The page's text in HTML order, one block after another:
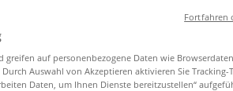
greifen auf personenbezogene Daten wie
Auswahl von Akzeptieren aktivieren Sie Tracking-
Daten, um Ihnen Dienste bereitzustellen“
Fortfahren